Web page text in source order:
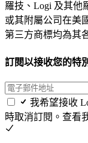
羅技、Logi 及其他
或其附屬公司在美
第三方商標均為其
訂閱以接收您的特
我希望接收
時取消訂閱。查看